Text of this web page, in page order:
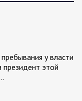
у власти
президент этой